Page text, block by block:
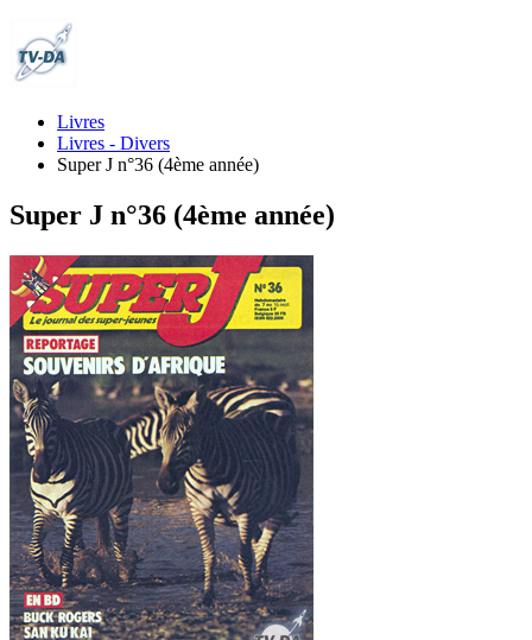
Livres
Livres - Divers
Super J n°36 (4ème année)
Super J n°36 (4ème année)